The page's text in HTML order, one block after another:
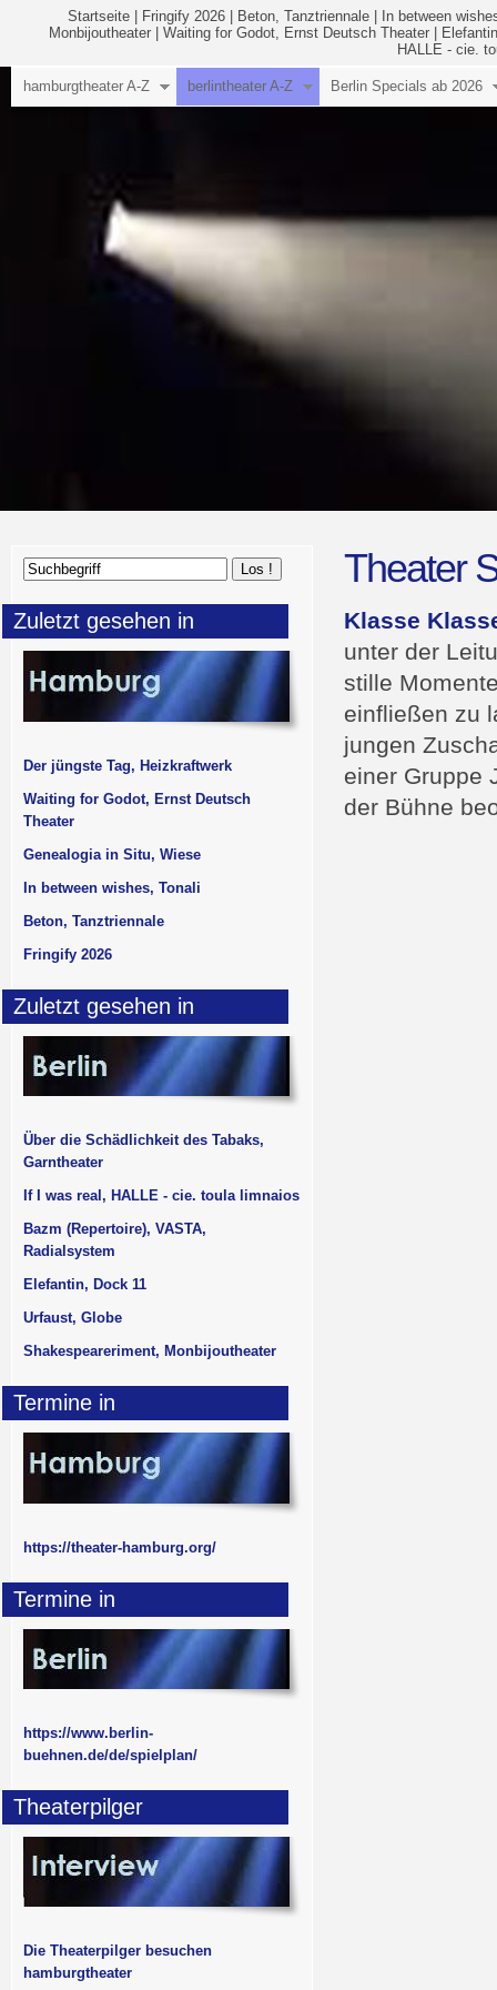
Startseite Fringify 2026 Beton, Tanztriennale
In between
Monbijoutheater
Waiting for Godot, Ernst Deutsch Theater
HALLE - cie.
hamburgtheater A-Z berlintheater A-Z Berlin Specials ab 2026
Theater
Klasse
unter der
stille
einfließen zu
jungen
einer Gruppe
der Bühne
Zuletzt gesehen in
Der jüngste Tag, Heizkraftwerk
Waiting for Godot, Ernst Deutsch
Theater
Genealogia in Situ, Wiese
In between wishes, Tonali
Beton, Tanztriennale
Fringify 2026
Zuletzt gesehen in
Über die Schädlichkeit des Tabaks,
Garntheater
If I was real, HALLE - cie. toula limnaios
Bazm (Repertoire), VASTA,
Radialsystem
Elefantin, Dock 11
Urfaust, Globe
Shakespeareriment, Monbijoutheater
Termine in
https://theater-hamburg.org/
Termine in
https://www.berlin-
buehnen.de/de/spielplan/
Theaterpilger
Die Theaterpilger besuchen
hamburgtheater